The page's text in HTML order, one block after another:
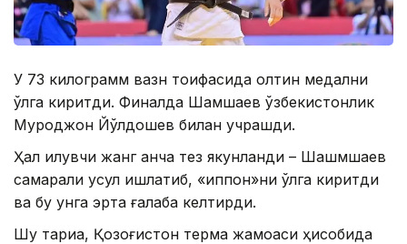
У 73 килограмм вазн тоифасида олтин медални
қўлга киритди. Финалда Шамшаев ўзбекистонлик
Муроджон Йўлдошев билан учрашди.
Ҳал қилувчи жанг анча тез якунланди – Шашмшаев
самарали усул ишлатиб, «иппон»ни қўлга киритди
ва бу унга эрта ғалаба келтирди.
Шу тариқа, Қозоғистон терма жамоаси ҳисобида